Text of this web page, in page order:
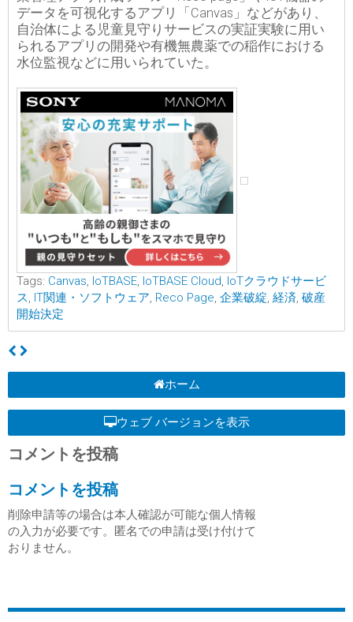
データを可視化するアプリ「Canvas」などがあり、
自治体による児童見守りサービスの実証実験に用い
られるアプリの開発や有機無農薬での稲作における
水位監視などに用いられていた。
Tags: Canvas, IoTBASE, IoTBASE Cloud, IoTクラウドサービ
ス, IT関連・ソフトウェア, Reco Page, 企業破綻, 経済, 破産
開始決定
ホーム
ウェブ バージョンを表示
コメントを投稿
コメントを投稿
削除申請等の場合は本人確認が可能な個人情報
の入力が必要です。匿名での申請は受け付けて
おりません。